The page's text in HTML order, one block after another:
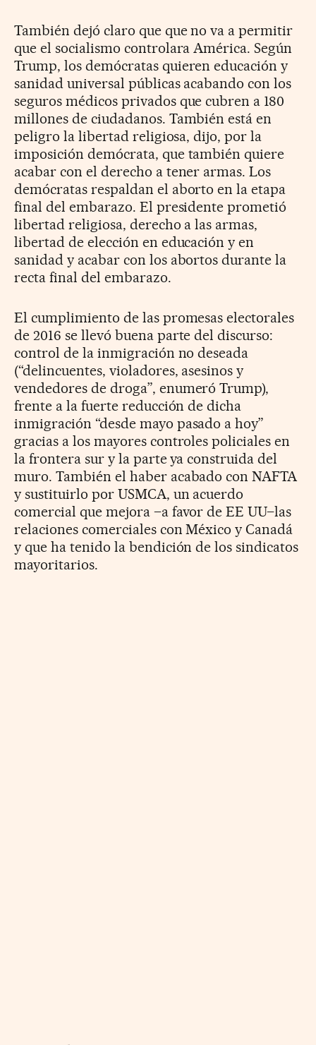
También dejó claro que que no va a permitir
que el socialismo controlara América. Según
Trump, los demócratas quieren educación y
sanidad universal públicas acabando con los
seguros médicos privados que cubren a 180
millones de ciudadanos. También está en
peligro la libertad religiosa, dijo, por la
imposición demócrata, que también quiere
acabar con el derecho a tener armas. Los
demócratas respaldan el aborto en la etapa
final del embarazo. El presidente prometió
libertad religiosa, derecho a las armas,
libertad de elección en educación y en
sanidad y acabar con los abortos durante la
recta final del embarazo.
El cumplimiento de las promesas electorales
de 2016 se llevó buena parte del discurso:
control de la inmigración no deseada
(“delincuentes, violadores, asesinos y
vendedores de droga”, enumeró Trump),
frente a la fuerte reducción de dicha
inmigración “desde mayo pasado a hoy”
gracias a los mayores controles policiales en
la frontera sur y la parte ya construida del
muro. También el haber acabado con NAFTA
y sustituirlo por USMCA, un acuerdo
comercial que mejora –a favor de EE UU–las
relaciones comerciales con México y Canadá
y que ha tenido la bendición de los sindicatos
mayoritarios.